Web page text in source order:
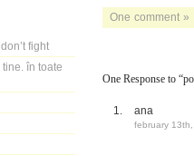
fight
în toate
One comment »
One Response to
ana
february